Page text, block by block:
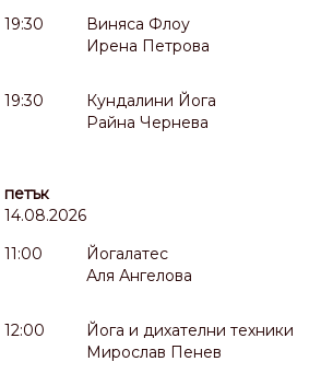
19:30
Виняса Флоу
Ирена Петрова
19:30
Кундалини Йога
Райна Чернева
петък
14.08.2026
11:00
Йогалатес
Аля Ангелова
12:00
Йога и дихателни техники
Мирослав Пенев